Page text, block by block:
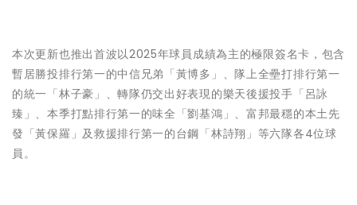
本次更新也推出首波以2025年球員成績為主的極限簽名卡，包含
暫居勝投排行第一的中信兄弟「黃博多」、隊上全壘打排行第一
的統一「林子豪」、轉隊仍交出好表現的樂天後援投手「呂詠
臻」、本季打點排行第一的味全「劉基鴻」、富邦最穩的本土先
發「黃保羅」及救援排行第一的台鋼「林詩翔」等六隊各4位球
員。